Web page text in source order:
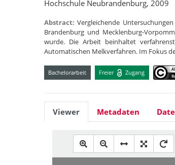
Hochschule Neubrandenburg, 2009
Abstract:Vergleichende
Brandenburg und Mecklenburg-
wurde. Die Arbeit beinhaltet
Automatischen Melkverfahren. Im Fokus
Bachelorarbeit Freier Zugang
Viewer Metadaten